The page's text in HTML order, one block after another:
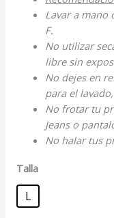
Lavar a mano
F.
No utilizar
libre sin
No dejes en
para el
No frotar tu
Jeans o
No halar tus
Talla
L